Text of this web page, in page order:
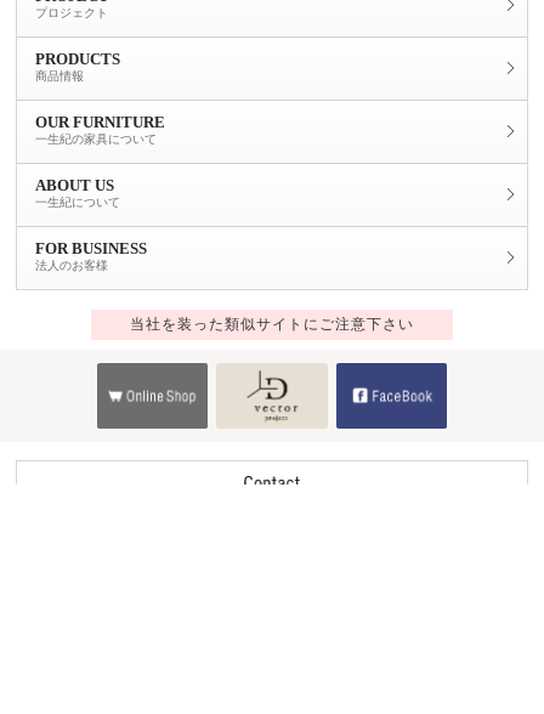
プロジェクト
PRODUCTS
商品情報
OUR FURNITURE
一生紀の家具について
ABOUT US
一生紀について
FOR BUSINESS
法人のお客様
当社を装った類似サイトにご注意下さい